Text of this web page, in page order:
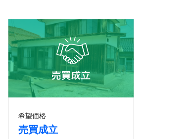
希望価格
売買成立